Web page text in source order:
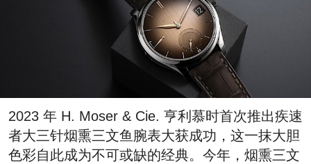
2023 年 H. Moser & Cie. 亨利慕时首次推出疾速
者大三针烟熏三文鱼腕表大获成功，这一抹大胆
色彩自此成为不可或缺的经典。今年，烟熏三文